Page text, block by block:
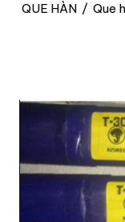
QUE HÀN / Que